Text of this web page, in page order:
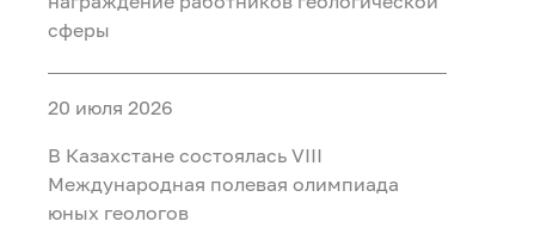
сферы
20 июля 2026
В Казахстане состоялась VIII
Международная полевая олимпиада
юных геологов